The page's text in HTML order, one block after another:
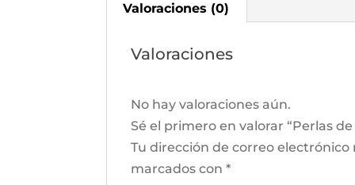
Valoraciones (0)
Valoraciones
No hay valoraciones aún.
Sé el primero en valorar “Perlas
Tu dirección de correo electrónico
marcados con*